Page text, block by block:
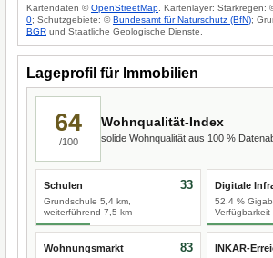
Kartendaten ©OpenStreetMap . Kartenlayer: Starkregen:
0; Schutzgebiete: ©Bundesamt für Naturschutz (BfN);
BGR und Staatliche Geologische Dienste.
Lageprofil für Immobilien
64
/100
Wohnqualität-Index
solide Wohnqualität aus 100 %
Schulen
Grundschule 5,4 km,
weiterführend 7,5 km
33 Digitale
52,4 %
Verfügbarkeit
Wohnungsmarkt 83 INKAR-